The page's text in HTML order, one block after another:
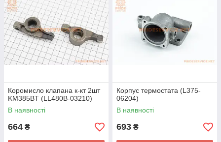
Коромисло клапана к-кт 2шт
KM385BT (LL480B-03210)
В наявності
664 ₴
Корпус термостата (L375-
06204)
В наявності
693 ₴